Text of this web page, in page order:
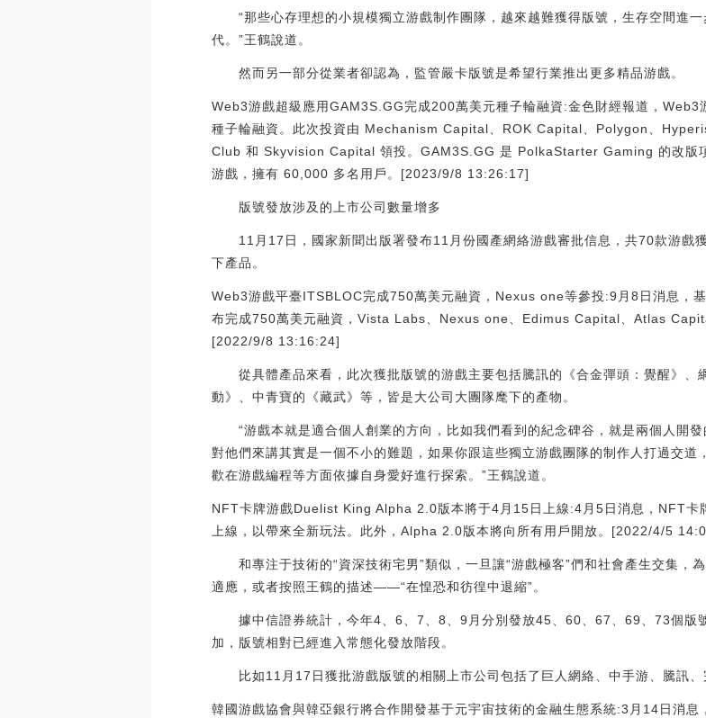
“那些心存理想的小規模獨立游戲制作團隊，越來越難獲得版號，生存空間進一
代。”王鶴說道。
然而另一部分從業者卻認為，監管嚴卡版號是希望行業推出更多精品游戲。
Web3游戲超級應用GAM3S.GG完成200萬美元種子輪融資:金色財經報道，
種子輪融資。此次投資由 Mechanism Capital、ROK Capital、Polygon、
Club 和 Skyvision Capital 領投。GAM3S.GG 是 PolkaStarter Gaming 的改版
游戲，擁有 60,000 多名用戶。[2023/9/8 13:26:17]
版號發放涉及的上市公司數量增多
11月17日，國家新聞出版署發布11月份國產網絡游戲審批信息，共70款游戲
下產品。
Web3游戲平臺ITSBLOC完成750萬美元融資，Nexus one等參投:9月8日消息，
布完成750萬美元融資，Vista Labs、Nexus one、Edimus Capital、Atlas
[2022/9/8 13:16:24]
從具體產品來看，此次獲批版號的游戲主要包括騰訊的《合金彈頭：覺醒》、
動》、中青寶的《藏武》等，皆是大公司大團隊麾下的產物。
“游戲本就是適合個人創業的方向，比如我們看到的紀念碑谷，就是兩個人開發
對他們來講其實是一個不小的難題，如果你跟這些獨立游戲團隊的制作人打過交
歡在游戲編程等方面依據自身愛好進行探索。”王鶴說道。
NFT卡牌游戲Duelist King Alpha 2.0版本將于4月15日上線:4月5日消息，NFT
上線，以帶來全新玩法。此外，Alpha 2.0版本將向所有用戶開放。[2022/4/5
和專注于技術的“資深技術宅男”類似，一旦讓“游戲極客”們和社會產生交集，
適應，或者按照王鶴的描述——“在惶恐和彷徨中退縮”。
據中信證券統計，今年4、6、7、8、9月分別發放45、60、67、69、73個版
加，版號相對已經進入常態化發放階段。
比如11月17日獲批游戲版號的相關上市公司包括了巨人網絡、中手游、騰訊、
韓國游戲協會與韓亞銀行將合作開發基于元宇宙技術的金融生態系統:3月14日消